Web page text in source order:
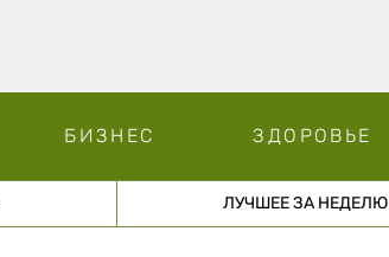
БИЗНЕС ЗДОРОВЬЕ
ЛУЧШЕЕ ЗА НЕДЕЛЮ